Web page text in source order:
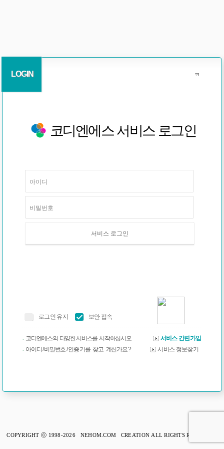
LOGIN
코디엔에스 서비스 로그인
서비스 로그인
로그인 유지 보안 접속
코디엔에스의 다양한 서비스를 시작하십시오 .
서비스 간편가입
아이디 / 비밀번호 / 인증 키를 찾고 계신가요 ?
서비스 정보찾기
COPYRIGHT ⓒ 1998-2026 NEHOM.COM CREATION ALL RIGHTS RESERVED.